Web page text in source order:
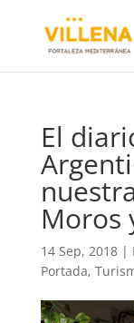
El
Moros
14 Sep, 2018|
Portada,